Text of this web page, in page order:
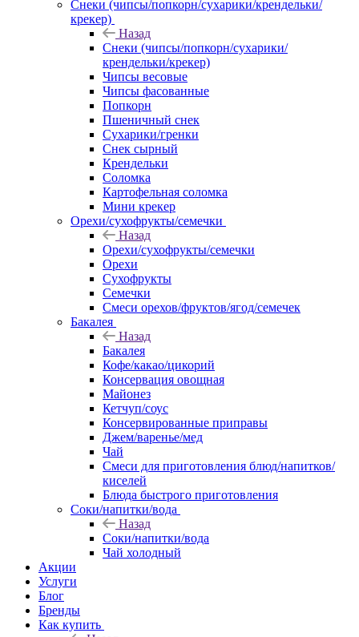
Снеки (чипсы/попкорн/сухарики/крендельки/
крекер)
Назад
Снеки (чипсы/попкорн/сухарики/
крендельки/крекер)
Чипсы весовые
Чипсы фасованные
Попкорн
Пшеничный снек
Сухарики/гренки
Снек сырный
Крендельки
Соломка
Картофельная соломка
Мини крекер
Орехи/сухофрукты/семечки
Назад
Орехи/сухофрукты/семечки
Орехи
Сухофрукты
Семечки
Смеси орехов/фруктов/ягод/семечек
Бакалея
Назад
Бакалея
Кофе/какао/цикорий
Консервация овощная
Майонез
Кетчуп/соус
Консервированные приправы
Джем/варенье/мед
Чай
Смеси для приготовления блюд/напитков/
киселей
Блюда быстрого приготовления
Соки/напитки/вода
Назад
Соки/напитки/вода
Чай холодный
Акции
Услуги
Блог
Бренды
Как купить